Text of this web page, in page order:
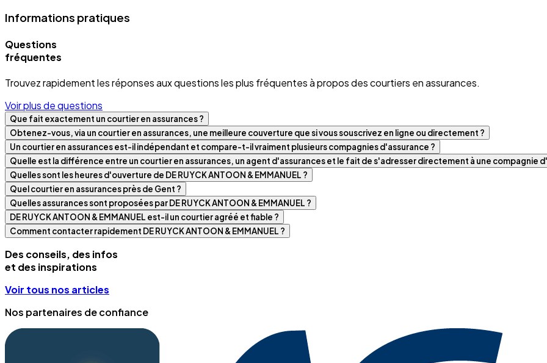
Informations pratiques
Questions
fréquentes
Trouvez rapidement les réponses aux questions les plus fréquentes à propos des courtiers en assurances.
Voir plus de questions
Que fait exactement un courtier en assurances ?
Obtenez-vous, via un courtier en assurances, une meilleure couverture que si vous souscrivez en ligne ou directement ?
Un courtier en assurances est-il indépendant et compare-t-il vraiment plusieurs compagnies d'assurance ?
Quelle est la différence entre un courtier en assurances, un agent d'assurances et le fait de s'adresser directement à une compagnie
Quelles sont les heures d'ouverture de DE RUYCK ANTOON & EMMANUEL ?
Quel courtier en assurances près de Gent ?
Quelles assurances sont proposées par DE RUYCK ANTOON & EMMANUEL ?
DE RUYCK ANTOON & EMMANUEL est-il un courtier agréé et fiable ?
Comment contacter rapidement DE RUYCK ANTOON & EMMANUEL ?
Des conseils, des infos
et des inspirations
Voir tous nos articles
Nos partenaires de confiance